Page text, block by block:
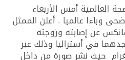
العالمية أمس الأربعاء
وباءا عالميا . أعلن الممثل
عن إصابته وزوجته
في أستراليا وذلك عبر
حيث نشر صورة من داخل